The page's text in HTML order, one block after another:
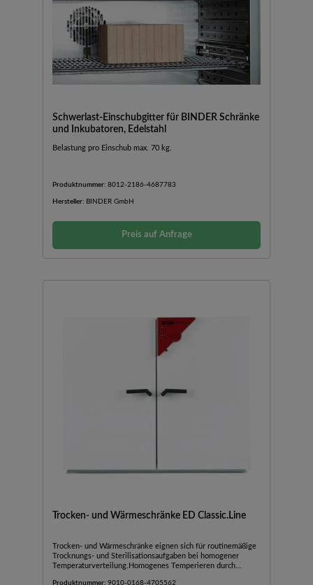
Schwerlast-Einschubgitter für BINDER Schränke
und Inkubatoren, Edelstahl
Belastung pro Einschub max. 70 kg.
Produktnummer: 8012-2186-4687783
Hersteller: BINDER GmbH
Preis auf Anfrage
Trocken- und Wärmeschränke ED Classic.Line
Trocken- und Wärmeschränke eignen sich für routinemäßige
Trocknungs- und Sterilisationsaufgaben bei homogener
Temperaturverteilung.Homogenes Temperieren durch
Produktnummer: 9010-0168-4705562